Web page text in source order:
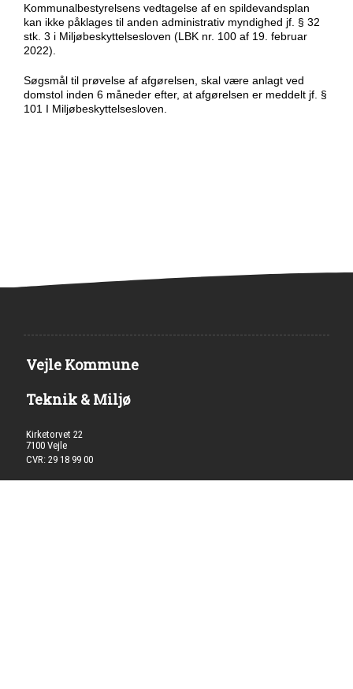
Kommunalbestyrelsens vedtagelse af en spildevandsplan
kan ikke påklages til anden administrativ myndighed jf. § 32
stk. 3 i Miljøbeskyttelsesloven (LBK nr. 100 af 19. februar
2022).
Søgsmål til prøvelse af afgørelsen, skal være anlagt ved
domstol inden 6 måneder efter, at afgørelsen er meddelt jf. §
101 I Miljøbeskyttelsesloven.
Vejle Kommune
Teknik & Miljø
Kirketorvet 22
7100 Vejle
CVR: 29 18 99 00